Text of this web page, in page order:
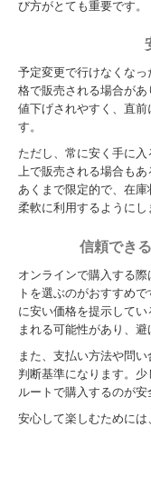
び方がとても重要です。
予定変更で行けなくな
格で販売される場合が
値下げされやすく、直
す。
ただし、常に安く手に
上で販売される場合も
あくまで限定的で、在
柔軟に利用するようにし
信頼でき
オンラインで購入する
トを選ぶのがおすすめ
に安い価格を提示して
まれる可能性があり、避
また、支払い方法や問
判断基準になります。
ルートで購入するのが安
安心して楽しむためには